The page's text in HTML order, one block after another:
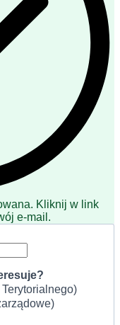
Kliknij w link
e-mail.